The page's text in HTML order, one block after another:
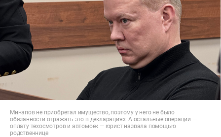
Минапов не приобретал имущество, поэтому у него не было
обязанности отражать это в декларациях. А остальные операции —
оплату техосмотров и автомоек — юрист назвала помощью
родственнице